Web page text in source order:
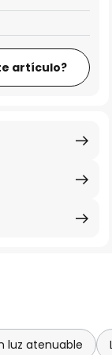
artículo?
luz atenuable